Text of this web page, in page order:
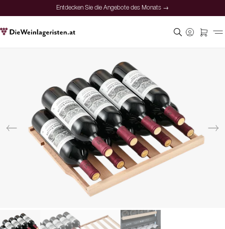
Entdecken Sie die Angebote des Monats →